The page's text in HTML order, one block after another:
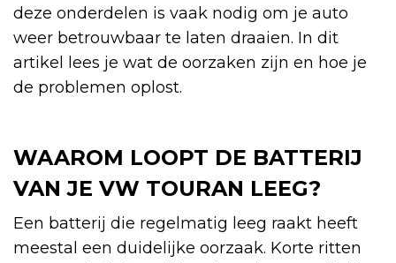
deze onderdelen is vaak nodig om je auto
weer betrouwbaar te laten draaien. In dit
artikel lees je wat de oorzaken zijn en hoe je
de problemen oplost.
WAAROM LOOPT DE BATTERIJ
VAN JE VW TOURAN LEEG?
Een batterij die regelmatig leeg raakt heeft
meestal een duidelijke oorzaak. Korte ritten